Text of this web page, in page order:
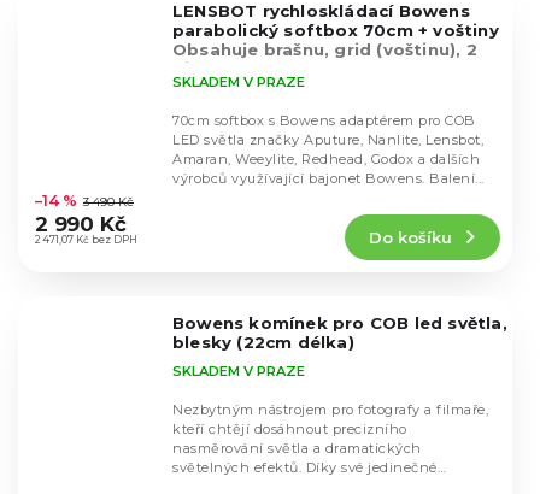
LENSBOT rychloskládací Bowens
parabolický softbox 70cm + voštiny
Obsahuje brašnu, grid (voštinu), 2
difuzní látky
hodnocení
produktu
je
SKLADEM V PRAZE
2 471,07 Kč bez DPH
–14 % 3 490 Kč
2 990 Kč
Do košíku
70cm softbox s Bowens adaptérem pro COB
LED světla značky Aputure, Nanlite, Lensbot,
Amaran, Weeylite, Redhead, Godox a dalších
výrobců využívající bajonet Bowens. Balení...
Bowens komínek pro COB led světla,
blesky (22cm délka)
SKLADEM V PRAZE
Nezbytným nástrojem pro fotografy a filmaře,
kteří chtějí dosáhnout precizního
nasměrování světla a dramatických
světelných efektů. Díky své jedinečné